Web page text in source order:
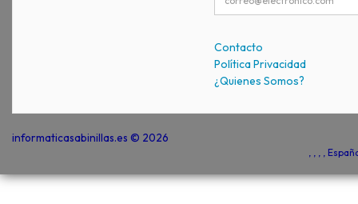
Contacto
Política Privacidad
¿Quienes Somos?
informaticasabinillas.es © 2026
, , , ,